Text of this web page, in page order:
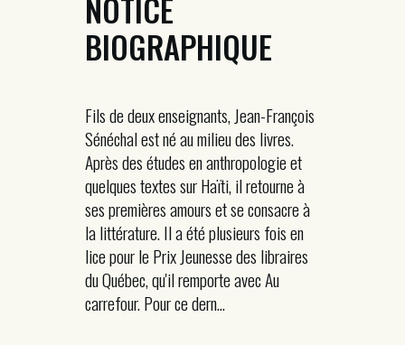
NOTICE
BIOGRAPHIQUE
Fils de deux enseignants, Jean-François
Sénéchal est né au milieu des livres.
Après des études en anthropologie et
quelques textes sur Haïti, il retourne à
ses premières amours et se consacre à
la littérature. Il a été plusieurs fois en
lice pour le Prix Jeunesse des libraires
du Québec, qu'il remporte avec Au
carrefour. Pour ce dern...